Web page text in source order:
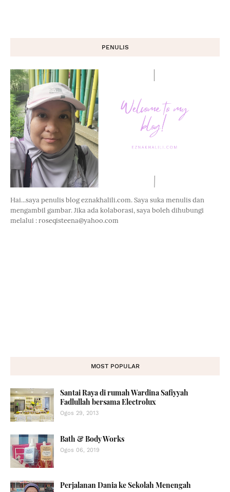
PENULIS
Hai...saya penulis blog eznakhalili.com. Saya suka menulis dan
mengambil gambar. Jika ada kolaborasi, saya boleh dihubungi
melalui : roseqisteena@yahoo.com
MOST POPULAR
Santai Raya di rumah Wardina Safiyyah
Fadlullah bersama Electrolux
Ogos 29, 2013
Bath & Body Works
Ogos 06, 2019
Perjalanan Dania ke Sekolah Menengah